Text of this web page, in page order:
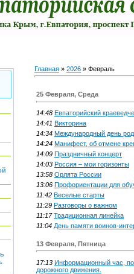
Главная » 2026 » Февраль
25 Февраля, Среда
14:48 Евпаторийский
14:41 Викторина
14:34 Международный день
14:24 Манифест, об отмене
14:09 Праздничный концерт
14:03 Россия – мои горизонты
13:58 Орлята России
13:06 Профориентации для
11:42 Веселые старты
11:29 Разговоры о важном
11:17 Традиционная линейка
11:04 День памяти воинов-
13 Февраля, Пятница
17:13 Информационный час,
дорожного движения.